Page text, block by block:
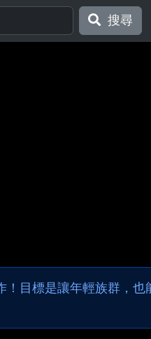
搜尋
目標是讓年輕族群，